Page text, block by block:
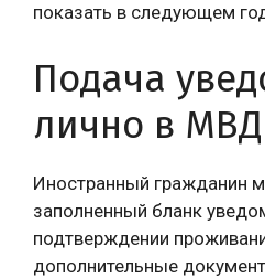
показать в следующем
Подача
лично в МВД
Иностранный гражданин
заполненный бланк
подтверждении
дополнительные